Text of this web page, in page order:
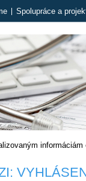
Spolupráce a
informáciám